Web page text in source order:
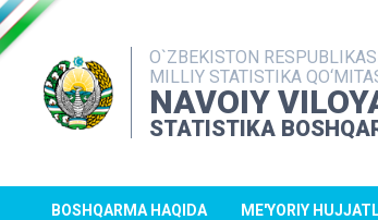
O`ZBEKISTON
MILLIY STATISTIKA
NAVOIY
STATISTIKA
BOSHQARMA HAQIDA ME'YORIY